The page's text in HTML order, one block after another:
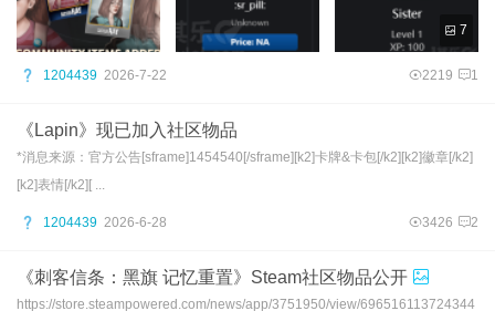
7
1204439 2026-7-22 2219 1
《Lapin》现已加入社区物品
*消息来源：官方公告[sframe]1454540[/sframe][k2]卡牌&卡包[/k2][k2]徽章[/k2]
[k2]表情[/k2][ ...
1204439 2026-6-28 3426 2
《刺客信条：黑旗 记忆重置》Steam社区物品公开
https://store.steampowered.com/news/app/3751950/view/696516113724344